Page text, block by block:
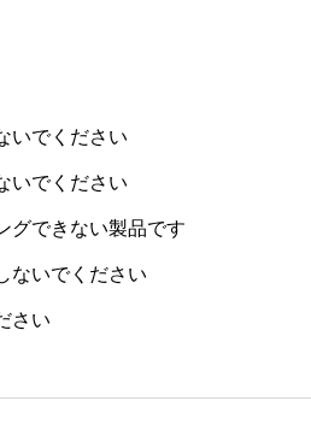
いでください
いでください
グできない製品です
ないでください
さい